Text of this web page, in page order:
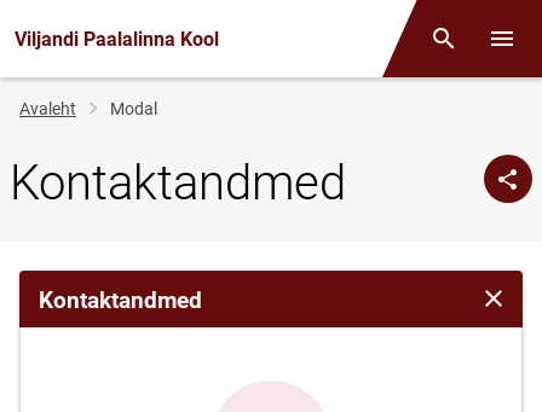
Viljandi Paalalinna Kool Otsing
Jälglink
Avaleht Modal
Kontaktandmed
Kontaktandmed Sulge